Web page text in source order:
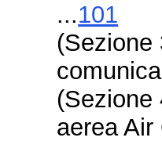
...101
(Sezione
(Sezione
aerea